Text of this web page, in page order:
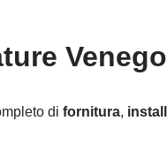
di fornitura,